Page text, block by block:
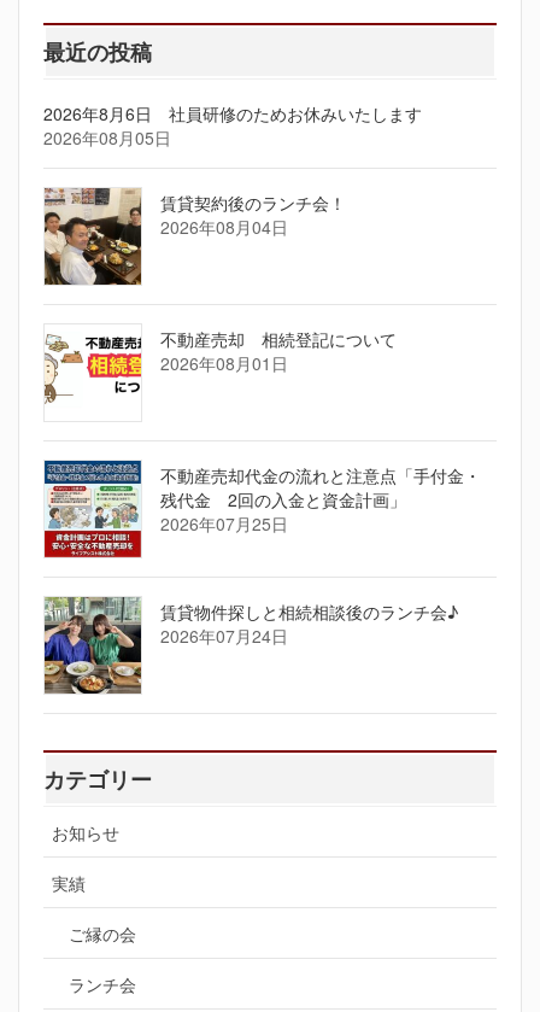
最近の投稿
2026年8月6日 社員研修のためお休みいたします
2026年08月05日
賃貸契約後のランチ会！
2026年08月04日
不動産売却 相続登記について
2026年08月01日
不動産売却代金の流れと注意点「手付金・
残代金 2回の入金と資金計画」
2026年07月25日
賃貸物件探しと相続相談後のランチ会♪
2026年07月24日
カテゴリー
お知らせ
実績
ご縁の会
ランチ会